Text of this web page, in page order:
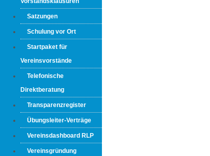
Satzungen
Schulung vor Ort
Startpaket für
Vereinsvorstände
Telefonische
Direktberatung
Transparenzregister
Übungsleiter-Verträge
Vereinsdashboard RLP
Vereinsgründung